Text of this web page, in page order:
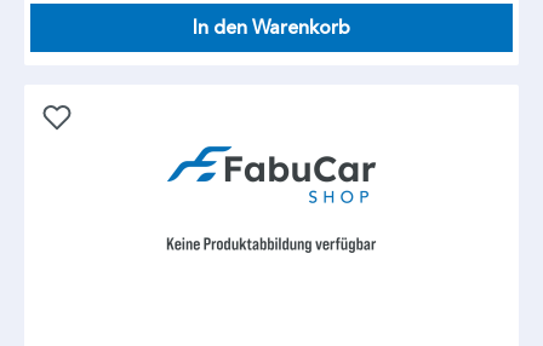
In den Warenkorb